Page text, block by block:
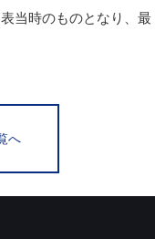
当時のものとなり、最
へ